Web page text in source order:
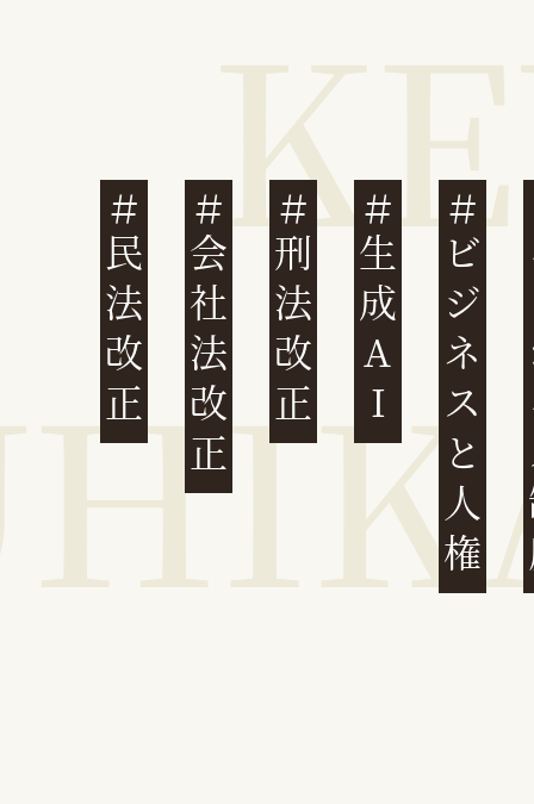
民法改正 会社法改正 刑法改正 生成AI ビジネスと人権